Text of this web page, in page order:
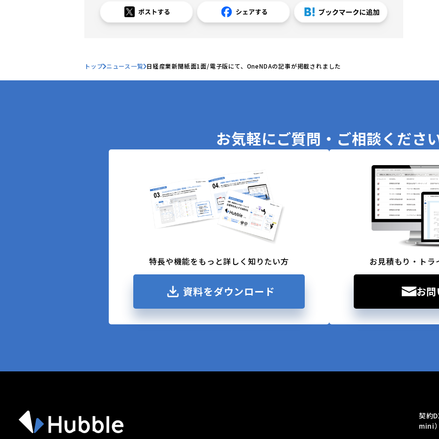
トップ ニュース一覧 日経産業新聞紙面1面/電子版にて、OneNDAの記事が掲載されました
お気軽にご質問・ご相談くださ
特長や機能をもっと詳しく知りたい方
資料をダウンロード
お見積もり・ト
お
契約
mini